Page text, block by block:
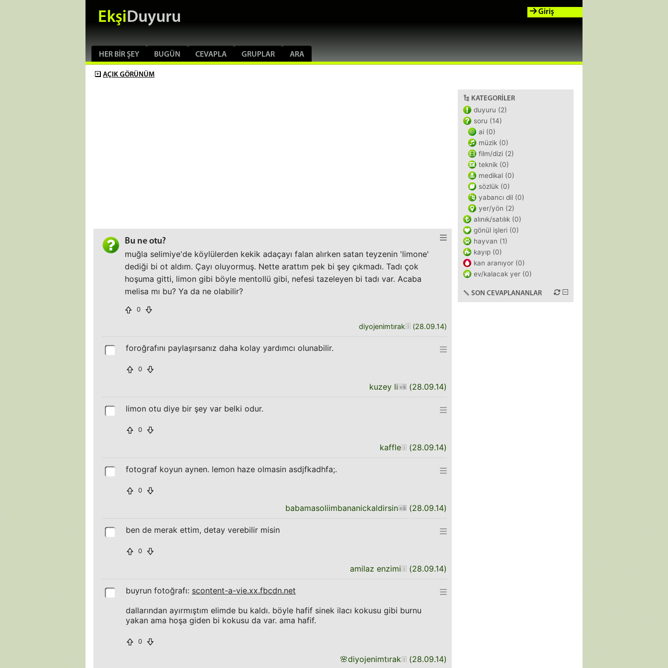
EkşiDuyuru
HER BIR ŞEY BUGÜN CEVAPLA GRUPLAR ARA
Giriş
AÇIK GÖRÜNÜM
Bu ne otu?
muğla selimiye'de köylülerden kekik adaçayı falan alırken satan teyzenin 'limone'
dediği bi ot aldım. Çayı oluyormuş. Nette arattım pek bi şey çıkmadı. Tadı çok
hoşuma gitti, limon gibi böyle mentollü gibi, nefesi tazeleyen bi tadı var. Acaba
melisa mı bu? Ya da ne olabilir?
0
diyojenimtırak (28.09.14)
foroğrafını paylaşırsanız daha kolay yardımcı olunabilir.
0
kuzey li (28.09.14)
limon otu diye bir şey var belki odur.
0
kaffle (28.09.14)
fotograf koyun aynen. lemon haze olmasin asdjfkadhfa;.
0
babamasoliimbananickaldirsin (28.09.14)
ben de merak ettim, detay verebilir misin
0
amilaz enzimi (28.09.14)
buyrun fotoğrafı: scontent-a-vie.xx.fbcdn.net
dallarından ayırmıştım elimde bu kaldı. böyle hafif sinek ilacı kokusu gibi burnu
yakan ama hoşa giden bi kokusu da var. ama hafif.
0
🌸diyojenimtırak (28.09.14)
KATEGORILER
duyuru (2)
soru (14)
ai (0)
müzik (0)
film/dizi (2)
teknik (0)
medikal (0)
sözlük (0)
yabancı dil (0)
yer/yön (2)
alınık/satılık (0)
gönül işleri (0)
hayvan (1)
kayıp (0)
kan aranıyor (0)
ev/kalacak yer (0)
SON CEVAPLANANLAR